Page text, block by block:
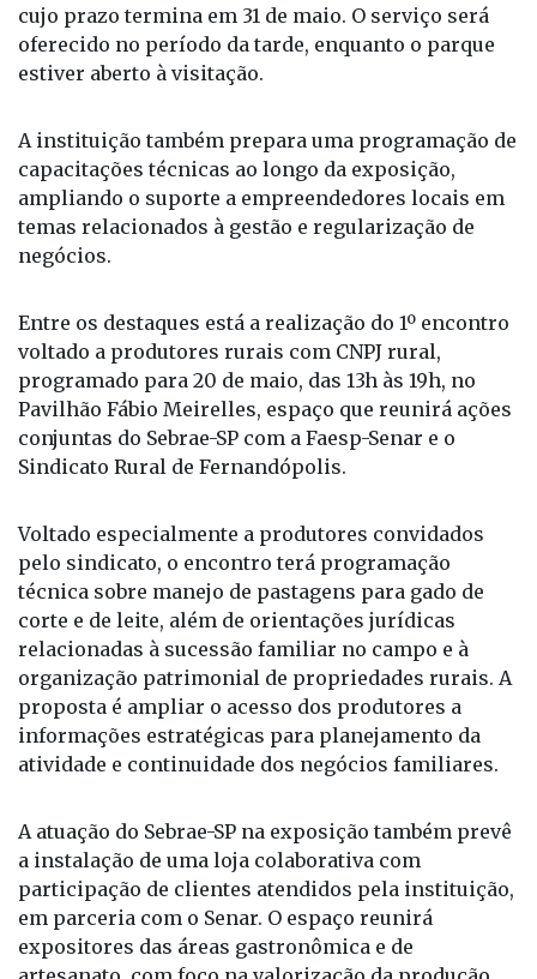
cujo prazo termina em 31 de maio. O serviço será
oferecido no período da tarde, enquanto o parque
estiver aberto à visitação.
A instituição também prepara uma programação de
capacitações técnicas ao longo da exposição,
ampliando o suporte a empreendedores locais em
temas relacionados à gestão e regularização de
negócios.
Entre os destaques está a realização do 1º encontro
voltado a produtores rurais com CNPJ rural,
programado para 20 de maio, das 13h às 19h, no
Pavilhão Fábio Meirelles, espaço que reunirá ações
conjuntas do Sebrae-SP com a Faesp-Senar e o
Sindicato Rural de Fernandópolis.
Voltado especialmente a produtores convidados
pelo sindicato, o encontro terá programação
técnica sobre manejo de pastagens para gado de
corte e de leite, além de orientações jurídicas
relacionadas à sucessão familiar no campo e à
organização patrimonial de propriedades rurais. A
proposta é ampliar o acesso dos produtores a
informações estratégicas para planejamento da
atividade e continuidade dos negócios familiares.
A atuação do Sebrae-SP na exposição também prevê
a instalação de uma loja colaborativa com
participação de clientes atendidos pela instituição,
em parceria com o Senar. O espaço reunirá
expositores das áreas gastronômica e de